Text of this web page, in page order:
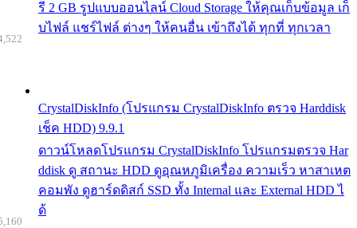
รี 2 GB รูปแบบออนไลน์ Cloud Storage ให้คุณเก็บข้อมูล เก็
บไฟล์ แชร์ไฟล์ ต่างๆ ให้คนอื่น เข้าถึงได้ ทุกที่ ทุกเวลา
CrystalDiskInfo (โปรแกรม CrystalDiskInfo ตรวจ Harddisk
เช็ค HDD) 9.9.1
ดาวน์โหลดโปรแกรม CrystalDiskInfo โปรแกรมตรวจ Har
ddisk ดู สถานะ HDD ดูอุณหภูมิเครื่อง ความเร็ว หาสาเหต
คอมพัง ดูฮาร์ดดิสก์ SSD ทั้ง Internal และ External HDD ไ
ด้